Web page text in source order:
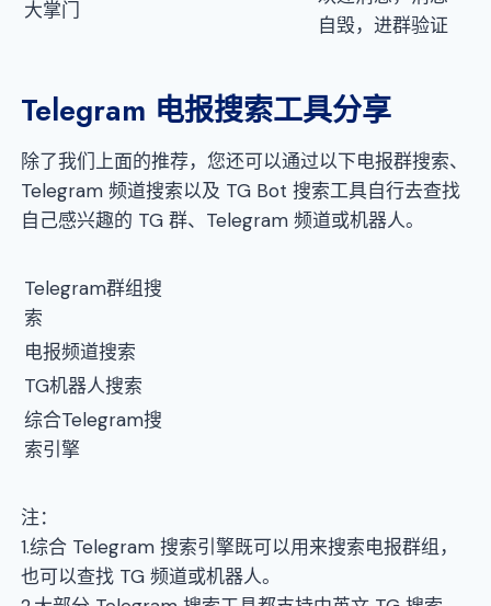
大掌门
自毁，进群验证
Telegram 电报搜索工具分享
除了我们上面的推荐，您还可以通过以下电报群搜索、
Telegram 频道搜索以及 TG Bot 搜索工具自行去查找
自己感兴趣的 TG 群、Telegram 频道或机器人。
Telegram群组搜
索
电报频道搜索
TG机器人搜索
综合Telegram搜
索引擎
注：
1.综合 Telegram 搜索引擎既可以用来搜索电报群组，
也可以查找 TG 频道或机器人。